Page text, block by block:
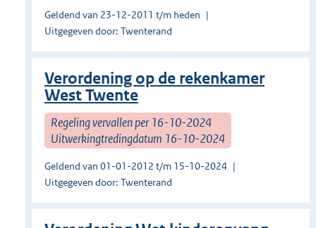
Geldend van 23-12-2011 t/m heden
Uitgegeven door: Twenterand
Verordening op de rekenkamer
West Twente
Regeling vervallen per 16-10-2024
Uitwerkingtredingdatum 16-10-2024
Geldend van 01-01-2012 t/m 15-10-2024
Uitgegeven door: Twenterand